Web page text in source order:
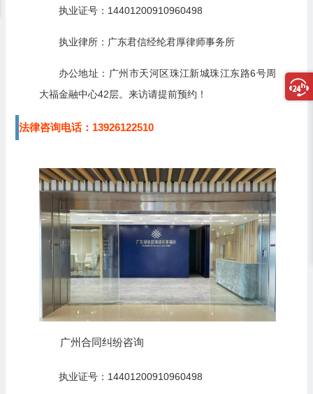
执业证号：14401200910960498
执业律所：广东君信经纶君厚律师事务所
办公地址： 广州市天河区珠江新城珠江东路6号周
大福金融中心42层。来访请提前预约！
法律咨询电话：13926122510
广州合同纠纷咨询
执业证号：14401200910960498